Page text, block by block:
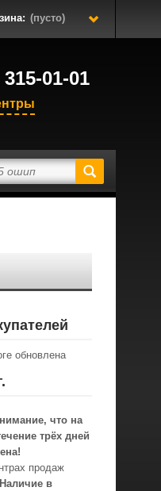
(пусто)
01-01
обновлена
что на
трёх дней
продаж
Наличие в